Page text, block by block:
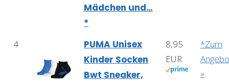
Mädchen und…
*
4
PUMA Unisex
Kinder Socken
Bwt Sneaker,
8,95
EUR
*Zum
»